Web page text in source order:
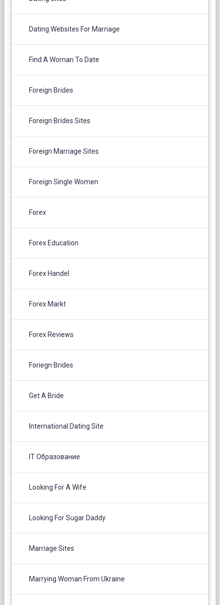
Dating Websites For Marriage
Find A Woman To Date
Foreign Brides
Foreign Brides Sites
Foreign Marriage Sites
Foreign Single Women
Forex
Forex Education
Forex Handel
Forex Markt
Forex Reviews
Foriegn Brides
Get A Bride
International Dating Site
IT Образование
Looking For A Wife
Looking For Sugar Daddy
Marriage Sites
Marrying Woman From Ukraine